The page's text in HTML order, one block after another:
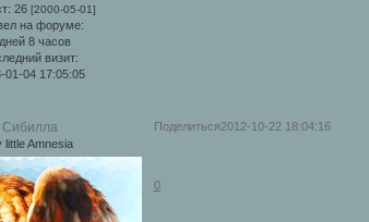
26[2000-05-01]
на форуме:
8 часов
визит:
01-04 17:05:05
Поделиться2012-10-22 18:04:16
Сибилла
little Amnesia
0